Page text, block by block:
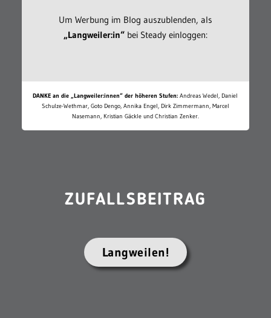
Um Werbung im Blog auszublenden, als
„Langweiler:in“bei Steady einloggen:
DANKE an die „Langweiler:innen“ der höheren Stufen: Andreas Wedel, Daniel
Schulze-Wethmar, Goto Dengo, Annika Engel, Dirk Zimmermann, Marcel
Nasemann, Kristian Gäckle und Christian Zenker.
ZUFALLSBEITRAG
Langweilen!